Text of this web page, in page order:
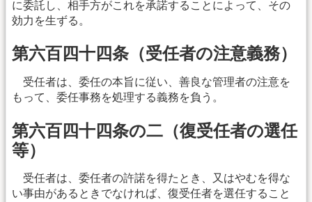
に委託し、相手方がこれを承諾することによって、その
効力を生ずる。
第六百四十四条（受任者の注意義務）
受任者は、委任の本旨に従い、善良な管理者の注意を
もって、委任事務を処理する義務を負う。
第六百四十四条の二（復受任者の選任
等）
受任者は、委任者の許諾を得たとき、又はやむを得な
い事由があるときでなければ、復受任者を選任すること